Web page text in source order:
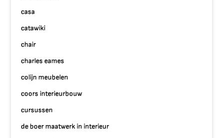
casa
catawiki
chair
charles eames
colijn meubelen
coors interieurbouw
cursussen
de boer maatwerk in interieur